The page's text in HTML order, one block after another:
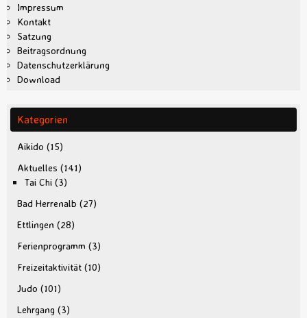
Impressum
Kontakt
Satzung
Beitragsordnung
Datenschutzerklärung
Download
Kategorien
Aikido (15)
Aktuelles (141)
Tai Chi (3)
Bad Herrenalb (27)
Ettlingen (28)
Ferienprogramm (3)
Freizeitaktivität (10)
Judo (101)
Lehrgang (3)